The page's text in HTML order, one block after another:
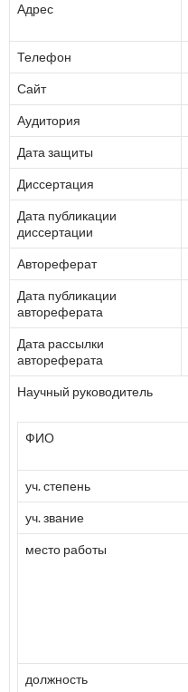
Адрес
Телефон
Сайт
Аудитория
Дата защиты
Диссертация
Дата публикации
диссертации
Автореферат
Дата публикации
автореферата
Дата рассылки
автореферата
Научный руководитель
ФИО
уч. степень
уч. звание
место работы
должность